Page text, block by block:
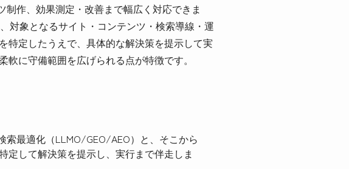
作、効果測定・改善まで幅広く対応できま
対象となるサイト・コンテンツ・検索導線・運
特定したうえで、具体的な解決策を提示して実
に守備範囲を広げられる点が特徴です。
索最適化（LLMO/GEO/AEO）と、そこから
定して解決策を提示し、実行まで伴走しま